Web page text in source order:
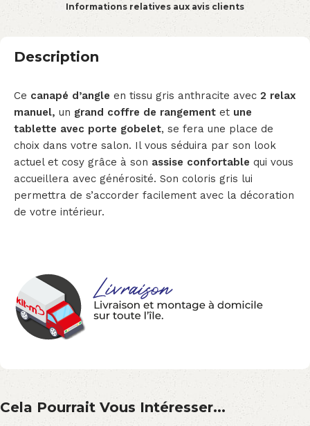
Informations relatives aux avis clients
Description
Ce canapé d’angle en tissu gris anthracite avec 2 relax
manuel, un grand coffre de rangement et une
tablette avec porte gobelet, se fera une place de
choix dans votre salon. Il vous séduira par son look
actuel et cosy grâce à son assise confortable qui vous
accueillera avec générosité. Son coloris gris lui
permettra de s’accorder facilement avec la décoration
de votre intérieur.
Cela Pourrait Vous Intéresser...